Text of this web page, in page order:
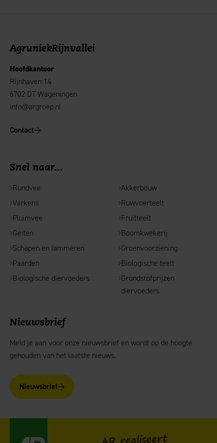
AgruniekRijnvallei
Hoofdkantoor
Rijnhaven 14
6702 DT Wageningen
info@argroep.nl
Contact
Snel naar...
Rundvee
Varkens
Pluimvee
Geiten
Schapen en lammeren
Paarden
Biologische diervoeders
Akkerbouw
Ruwvoerteelt
Fruitteelt
Boomkwekerij
Groenvoorziening
Biologische teelt
Grondstofprijzen
diervoeders
Nieuwsbrief
Meld je aan voor onze nieuwsbrief en wordt op de hoogte
gehouden van het laatste nieuws.
Nieuwsbrief